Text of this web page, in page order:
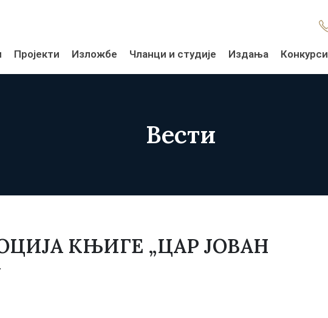
Пројекти Изложбе Чланци и студије Издања Конкурси
Вести
КЊИГЕ „ЦАР ЈОВАН